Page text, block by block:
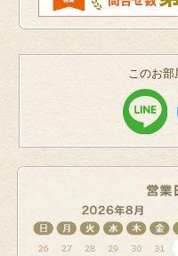
このお